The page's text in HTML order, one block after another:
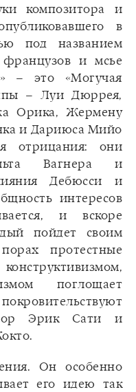
композитора и
в
под названием
французов и мсье
– это «Могучая
– Луи Дюррея,
Орика, Жермену
и Дариюса Мийо
отрицания: они
Вагнера и
Дебюсси и
интересов
и вскоре
пойдет своим
протестные
поглощает
Эрик Сати и
Он особенно
его идею так